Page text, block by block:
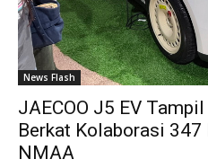
News Flash
JAECOO J5 EV
Berkat Kolaborasi 347
NMAA